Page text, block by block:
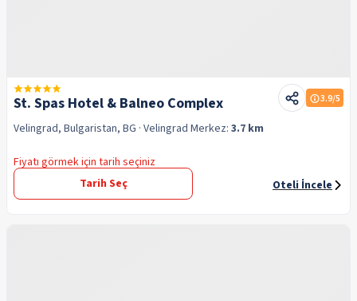
St. Spas Hotel & Balneo Complex 3.9/5
Velingrad, Bulgaristan, BG · Velingrad Merkez: 3.7 km
Fiyatı görmek için tarih seçiniz
Tarih Seç
Oteli İncele